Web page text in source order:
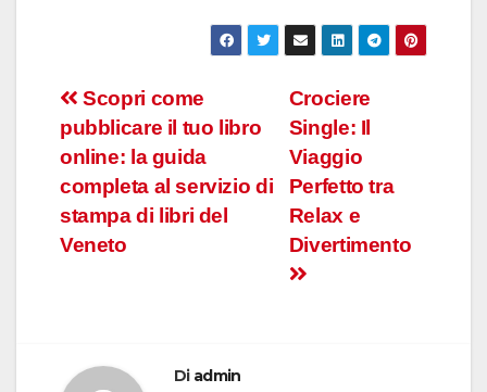
Navigazione
articoli
Crociere
Single: Il
Viaggio
Perfetto tra
Relax e
Divertimento
Scopri come
pubblicare il tuo libro
online: la guida
completa al servizio di
stampa di libri del
Veneto
Di admin